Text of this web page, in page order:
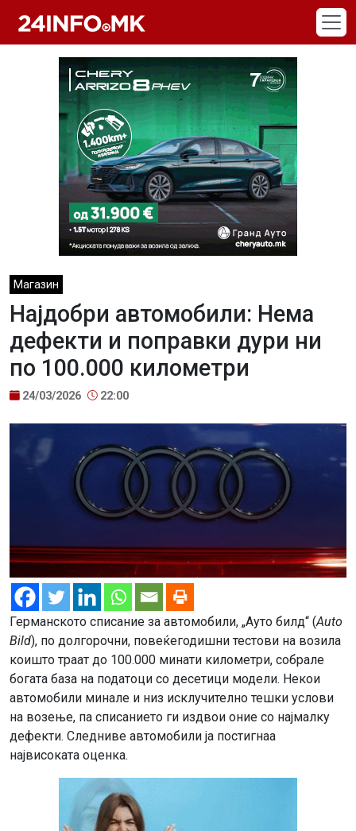
Магазин
Најдобри автомобили: Нема
дефекти и поправки дури ни
по 100.000 километри
24/03/2026 22:00
Германското списание за автомобили, „Ауто билд“ (Auto
Bild), по долгорочни, повеќегодишни тестови на возила
коишто траат до 100.000 минати километри, собрале
богата база на податоци со десетици модели. Некои
автомобили минале и низ исклучително тешки услови
на возење, па списанието ги издвои оние со најмалку
дефекти. Следниве автомобили ја постигнаа
највисоката оценка.